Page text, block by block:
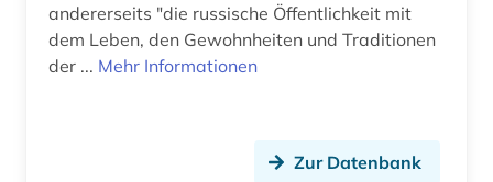
andererseits "die russische Öffentlichkeit mit
dem Leben, den Gewohnheiten und Traditionen
der ... Mehr Informationen
Zur Datenbank